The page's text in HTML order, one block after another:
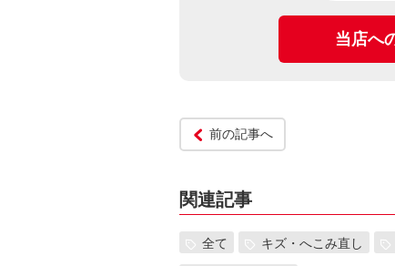
当店へ
前の記事へ
関連記事
全て キズ・へこみ直し